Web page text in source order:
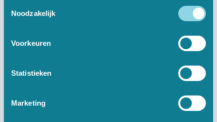
Noodzakelijk
Voorkeuren
Statistieken
Marketing
Contact
Websites